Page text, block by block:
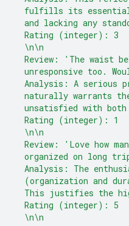
fulfills its
and lacking any
  Rating (integer): 3
  \n\n
Review: 'The waist
unresponsive too.
Analysis: A serious
naturally warrants
unsatisfied with
  Rating (integer): 1
  \n\n
Review: 'Love how
organized on long
Analysis: The
(organization and
This justifies the
  Rating (integer): 5
  \n\n